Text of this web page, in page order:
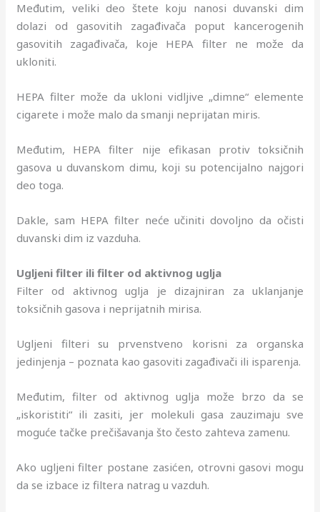
Međutim, veliki deo štete koju nanosi duvanski dim
dolazi od gasovitih zagađivača poput kancerogenih
gasovitih zagađivača, koje HEPA filter ne može da
ukloniti.
HEPA filter može da ukloni vidljive „dimne“ elemente
cigarete i može malo da smanji neprijatan miris.
Međutim, HEPA filter nije efikasan protiv toksičnih
gasova u duvanskom dimu, koji su potencijalno najgori
deo toga.
Dakle, sam HEPA filter neće učiniti dovoljno da očisti
duvanski dim iz vazduha.
Ugljeni filter ili filter od aktivnog uglja
Filter od aktivnog uglja je dizajniran za uklanjanje
toksičnih gasova i neprijatnih mirisa.
Ugljeni filteri su prvenstveno korisni za organska
jedinjenja – poznata kao gasoviti zagađivači ili isparenja.
Međutim, filter od aktivnog uglja može brzo da se
„iskoristiti“ ili zasiti, jer molekuli gasa zauzimaju sve
moguće tačke prečišavanja što često zahteva zamenu.
Ako ugljeni filter postane zasićen, otrovni gasovi mogu
da se izbace iz filtera natrag u vazduh.